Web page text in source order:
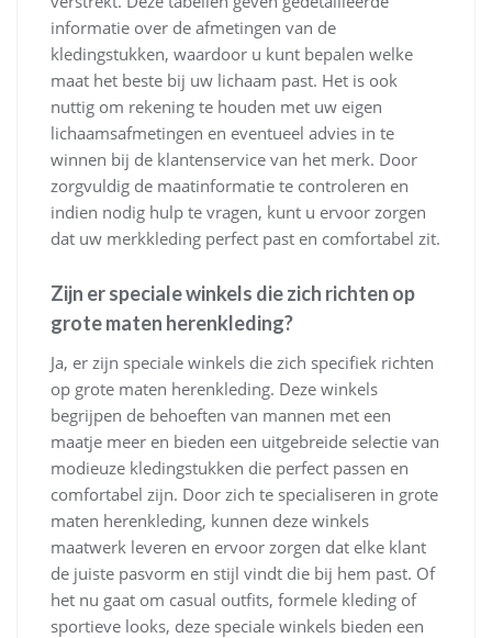
informatie over de afmetingen van de
kledingstukken, waardoor u kunt bepalen welke
maat het beste bij uw lichaam past. Het is ook
nuttig om rekening te houden met uw eigen
lichaamsafmetingen en eventueel advies in te
winnen bij de klantenservice van het merk. Door
zorgvuldig de maatinformatie te controleren en
indien nodig hulp te vragen, kunt u ervoor zorgen
dat uw merkkleding perfect past en comfortabel zit.
Zijn er speciale winkels die zich richten op
grote maten herenkleding?
Ja, er zijn speciale winkels die zich specifiek richten
op grote maten herenkleding. Deze winkels
begrijpen de behoeften van mannen met een
maatje meer en bieden een uitgebreide selectie van
modieuze kledingstukken die perfect passen en
comfortabel zijn. Door zich te specialiseren in grote
maten herenkleding, kunnen deze winkels
maatwerk leveren en ervoor zorgen dat elke klant
de juiste pasvorm en stijl vindt die bij hem past. Of
het nu gaat om casual outfits, formele kleding of
sportieve looks, deze speciale winkels bieden een